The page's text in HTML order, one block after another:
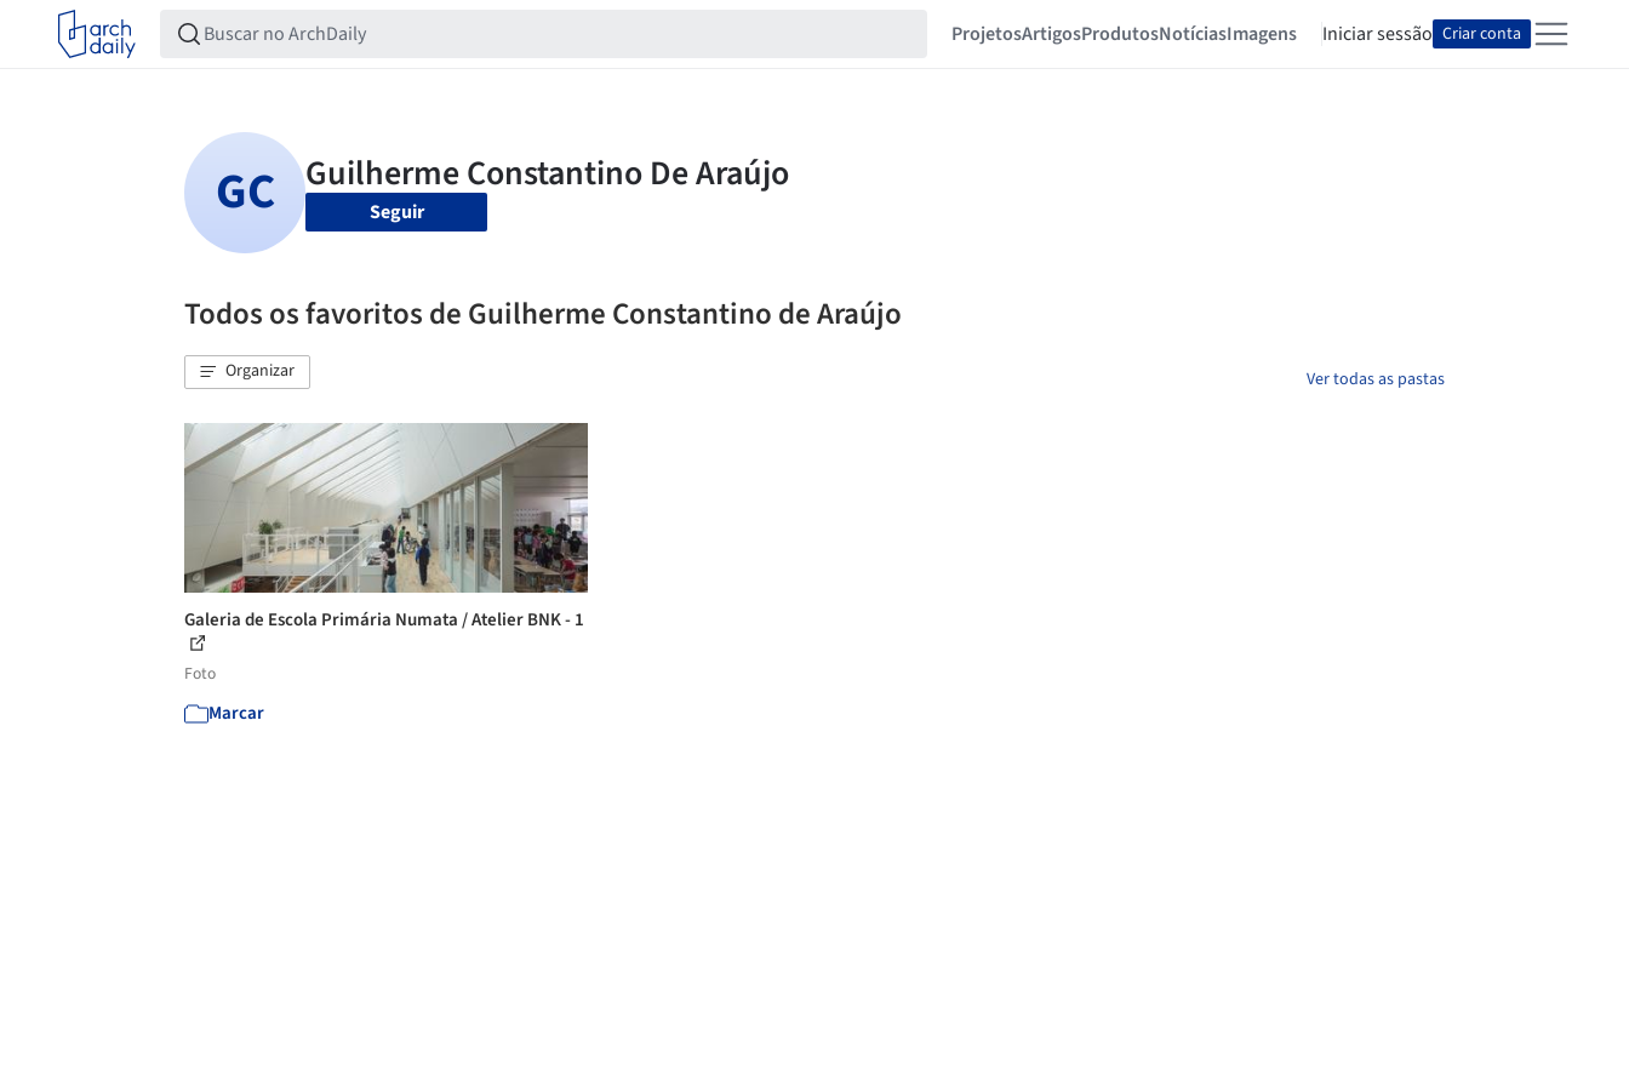
ProjetosArtigosProdutosNotíciasImagens Iniciar sessão Criar conta
Seguir
Todos os favoritos de Guilherme Constantino de Araújo
Organizar Ver todas as pastas
Galeria de Escola Primária Numata / Atelier BNK - 1
Foto
Marcar